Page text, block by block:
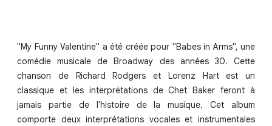
"My Funny Valentine" a été créée pour "Babes in Arms", une
comédie musicale de Broadway des années 30. Cette
chanson de Richard Rodgers et Lorenz Hart est un
classique et les interprétations de Chet Baker feront à
jamais partie de l'histoire de la musique. Cet album
comporte deux interprétations vocales et instrumentales